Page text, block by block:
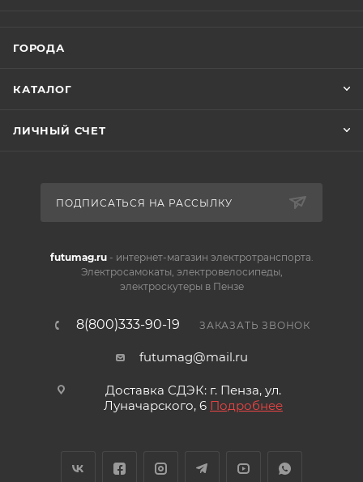
ГОРОДА
КАТАЛОГ
ЛИЧНЫЙ СЧЕТ
ПОДПИСАТЬСЯ НА РАССЫЛКУ
futumag.ru- интернет-магазин электротранспорта.
Электросамокаты, электровелосипеды,
электроскутеры в Пензе
8(800)333-90-19 ЗАКАЗАТЬ ЗВОНОК
futumag@mail.ru
Доставка СДЭК: г. Пенза, ул.
Луначарского, 6 Подробнее